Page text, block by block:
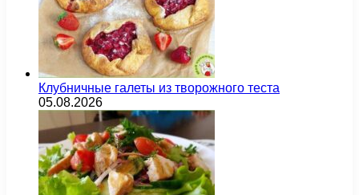
Клубничные галеты из творожного теста
05.08.2026